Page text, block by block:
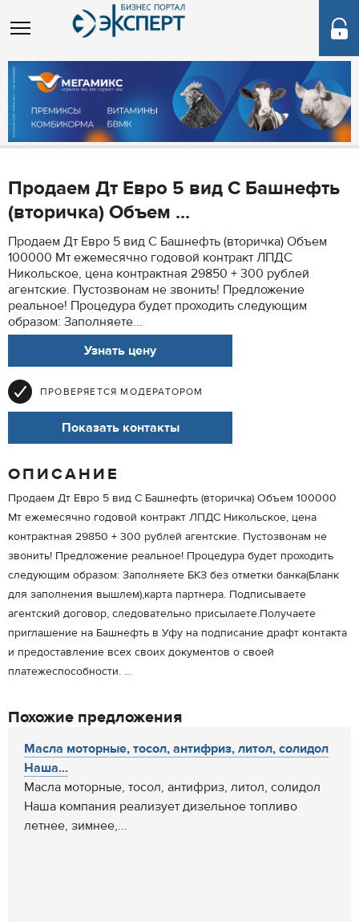
Продаем Дт Евро 5 вид С Башнефть
(вторичка) Объем ...
Продаем Дт Евро 5 вид С Башнефть (вторичка) Объем
100000 Мт ежемесячно годовой контракт ЛПДС
Никольское, цена контрактная 29850 + 300 рублей
агентские. Пустозвонам не звонить! Предложение
реальное! Процедура будет проходить следующим
образом: Заполняете...
Узнать цену
ПРОВЕРЯЕТСЯ МОДЕРАТОРОМ
Показать контакты
ОПИСАНИЕ
Продаем Дт Евро 5 вид С Башнефть (вторичка) Объем 100000
Мт ежемесячно годовой контракт ЛПДС Никольское, цена
контрактная 29850 + 300 рублей агентские. Пустозвонам не
звонить! Предложение реальное! Процедура будет проходить
следующим образом: Заполняете БКЗ без отметки банка(Бланк
для заполнения вышлем),карта партнера. Подписываете
агентский договор, следовательно присылаете.Получаете
приглашение на Башнефть в Уфу на подписание драфт контакта
и предоставление всех своих документов о своей
платежеспособности. ...
Похожие предложения
Масла моторные, тосол, антифриз, литол, солидол
Наша...
Масла моторные, тосол, антифриз, литол, солидол
Наша компания реализует дизельное топливо
летнее, зимнее,...